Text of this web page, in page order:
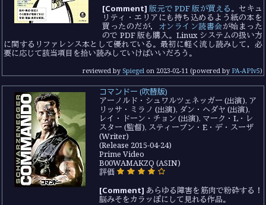
[Comment] 版元で PDF 版が買える。セキュ
リティ・エリアにも持ち込めるよう紙の本を
買ったのだが，
オンライン読書会が始まった
ので PDF 版も購入。Linux システムの扱い方
に関するリファレンス本として優れている。最初に軽く流し読みして，必
要に応じて該当項目を拾い読みしていけばいいだろう。
reviewed by Spiegel on 2023-02-11 (powered by PA-APIv5)
コマンドー (吹替版)
アーノルド・シュワルツェネッガー (出演), ア
リッサ・ミラノ (出演), ダン・ヘダヤ (出演),
レイ・ドーン・チョン (出演), マーク・L・レ
スター (監督), スティーブン・E・デ・スーザ
(Writer)
(Release 2015-04-24)
Prime Video
B00WAMAKZQ (ASIN)
評価
[Comment] あらゆる障害を筋肉で粉砕する！
脳みそをカラッぽにして見れる作品。